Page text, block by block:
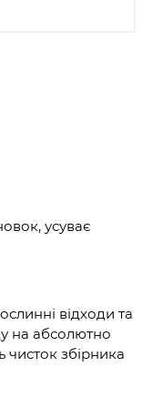
усуває
відходи та
на абсолютно
чисток збірника